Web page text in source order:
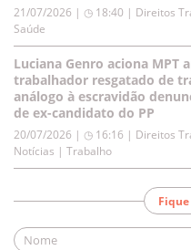
21/07/2026 | ◷ 18:40 | Direitos
Saúde
Luciana Genro aciona MPT
trabalhador resgatado de
análogo à escravidão
de ex-candidato do PP
20/07/2026 | ◷ 16:16 | Direitos
Notícias | Trabalho